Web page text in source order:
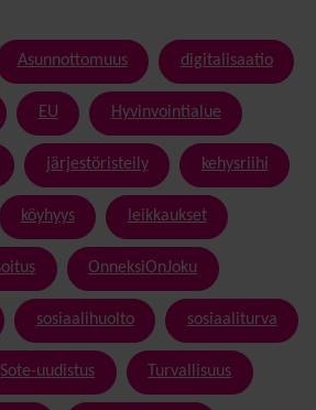
Asunnottomuus digitalisaatio
EU Hyvinvointialue
järjestöristeily kehysriihi
köyhyys leikkaukset
OnneksiOnJoku
sosiaalihuolto sosiaaliturva
Sote-uudistus Turvallisuus